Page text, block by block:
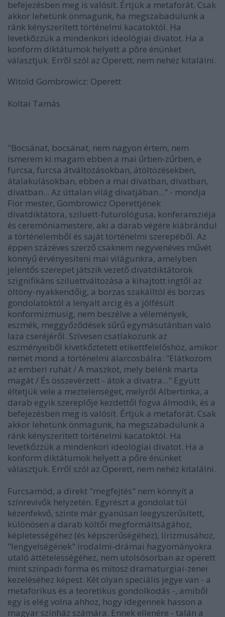
befejezésben meg is valósít. Értjük a metaforát. Csak
akkor lehetünk önmagunk, ha megszabadulunk a
ránk kényszerített történelmi kacatoktól. Ha
levetkõzzük a mindenkori ideológiai divatot. Ha a
konform diktátumok helyett a põre énünket
választjuk. Errõl szól az Operett, nem nehéz kitalálni.
Witold Gombrowicz: Operett
Koltai Tamás
"Bocsánat, bocsánat, nem nagyon értem, nem
ismerem ki magam ebben a mai űrben-zűrben, e
furcsa, furcsa átváltozásokban, átöltözésekben,
átalakulásokban, ebben a mai divatban, divatban,
divatban... Az úttalan világ divatjában..." - mondja
Fior mester, Gombrowicz Operettjének
divatdiktátora, sziluett-futurológusa, konferansziéja
és ceremóniamestere, aki a darab végére kiábrándul
a történelemből és saját történelmi szerepéből. Az
éppen százéves szerző csaknem negyvenéves művét
könnyű érvényesíteni mai világunkra, amelyben
jelentős szerepet játszik vezető divatdiktátorok
szignifikáns sziluettváltozása a kihajtott ingtől az
öltöny-nyakkendőig, a borzas szakálltól és borzas
gondolatoktól a lenyalt arcig és a jólfésült
konformizmusig, nem beszélve a vélemények,
eszmék, meggyőződések sűrű egymásutánban való
laza cseréjéről. Szívesen csatlakozunk az
eszményeiből kivetkőztetett etikettfelelőshöz, amikor
nemet mond a történelmi álarcosbálra: "Elátkozom
az emberi ruhát / A maszkot, mely belénk marta
magát / És összevérzett - átok a divatra..." Együtt
éltetjük vele a meztelenséget, melyről Albertinka, a
darab egyik szereplője kezdettől fogva álmodik, és a
befejezésben meg is valósít. Értjük a metaforát. Csak
akkor lehetünk önmagunk, ha megszabadulunk a
ránk kényszerített történelmi kacatoktól. Ha
levetkőzzük a mindenkori ideológiai divatot. Ha a
konform diktátumok helyett a pőre énünket
választjuk. Erről szól az Operett, nem nehéz kitalálni.
Furcsamód, a direkt "megfejtés" nem könnyít a
színrevivők helyzetén. Egyrészt a gondolat túl
kézenfekvő, szinte már gyanúsan leegyszerűsített,
különösen a darab költői megformáltságához,
képletességéhez (és képszerűségéhez), lírizmusához,
"lengyelségének" irodalmi-drámai hagyományokra
utaló áttételességéhez, nem utolsósorban az operett
mint színpadi forma és mítosz dramaturgiai-zenei
kezeléséhez képest. Két olyan speciális jegye van - a
metaforikus és a teoretikus gondolkodás -, amiből
egy is elég volna ahhoz, hogy idegennek hasson a
magyar színház számára. Ennek ellenére - talán a